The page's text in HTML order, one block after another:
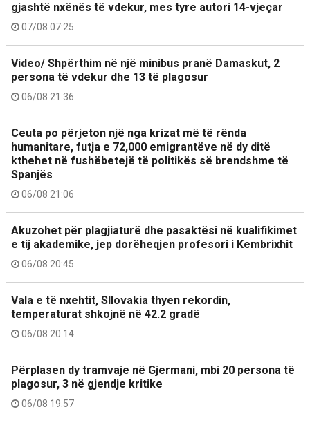
gjashtë nxënës të vdekur, mes tyre autori 14-vjeçar
07/08 07:25
Video/ Shpërthim në një minibus pranë Damaskut, 2
persona të vdekur dhe 13 të plagosur
06/08 21:36
Ceuta po përjeton një nga krizat më të rënda
humanitare, futja e 72,000 emigrantëve në dy ditë
kthehet në fushëbetejë të politikës së brendshme të
Spanjës
06/08 21:06
Akuzohet për plagjiaturë dhe pasaktësi në kualifikimet
e tij akademike, jep dorëheqjen profesori i Kembrixhit
06/08 20:45
Vala e të nxehtit, Sllovakia thyen rekordin,
temperaturat shkojnë në 42.2 gradë
06/08 20:14
Përplasen dy tramvaje në Gjermani, mbi 20 persona të
plagosur, 3 në gjendje kritike
06/08 19:57